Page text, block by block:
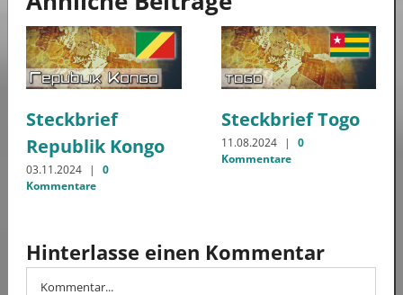
Steckbrief
Republik Kongo
03.11.2024 |
0
Kommentare
Steckbrief Togo
11.08.2024 |
0
Kommentare
Hinterlasse einen Kommentar
Kommentar